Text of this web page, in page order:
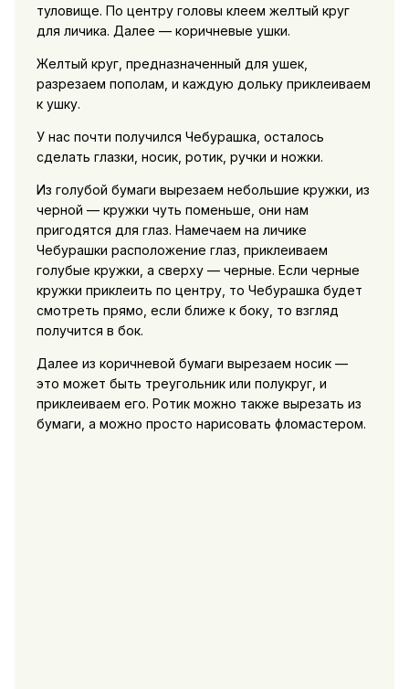
туловище. По центру головы клеем желтый круг
для личика. Далее — коричневые ушки.
Желтый круг, предназначенный для ушек,
разрезаем пополам, и каждую дольку приклеиваем
к ушку.
У нас почти получился Чебурашка, осталось
сделать глазки, носик, ротик, ручки и ножки.
Из голубой бумаги вырезаем небольшие кружки, из
черной — кружки чуть поменьше, они нам
пригодятся для глаз. Намечаем на личике
Чебурашки расположение глаз, приклеиваем
голубые кружки, а сверху — черные. Если черные
кружки приклеить по центру, то Чебурашка будет
смотреть прямо, если ближе к боку, то взгляд
получится в бок.
Далее из коричневой бумаги вырезаем носик —
это может быть треугольник или полукруг, и
приклеиваем его. Ротик можно также вырезать из
бумаги, а можно просто нарисовать фломастером.